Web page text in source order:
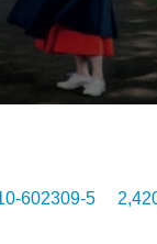
602309-5